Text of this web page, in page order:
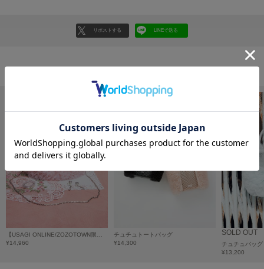
GELATO PIQUE CAT&DOG
gelato pique Sleep
ジェラート ピケ スリープ
GRAMICCI
グラミチ
Henon.
へノン
リポストする LINEで送る
¥14,960
チュチュトートバッグ
¥14,300
SOLD OUT
チュチュバッグ
¥13,200